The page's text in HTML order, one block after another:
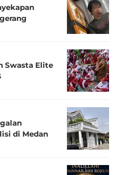
Swasta Elite
di Medan